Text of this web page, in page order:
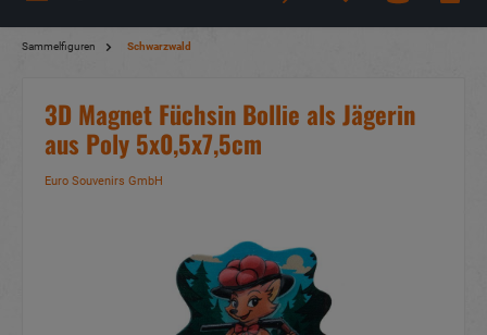
Sammelfiguren Schwarzwald
3D Magnet Füchsin Bollie als Jägerin
aus Poly 5x0,5x7,5cm
Euro Souvenirs GmbH